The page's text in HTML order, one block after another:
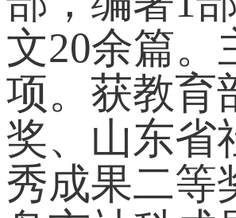
文20余篇。
项。获教育
奖、山东省
秀成果二等